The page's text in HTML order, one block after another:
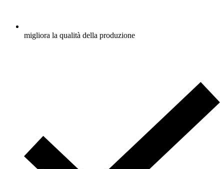
migliora la qualità della produzione